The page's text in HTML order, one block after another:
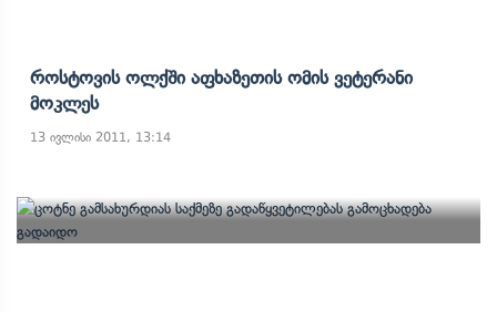
Როსტოვის Ოლქში Აფხაზეთის Ომის Ვეტერანი
Მოკლეს
13 ივლისი 2011, 13:14